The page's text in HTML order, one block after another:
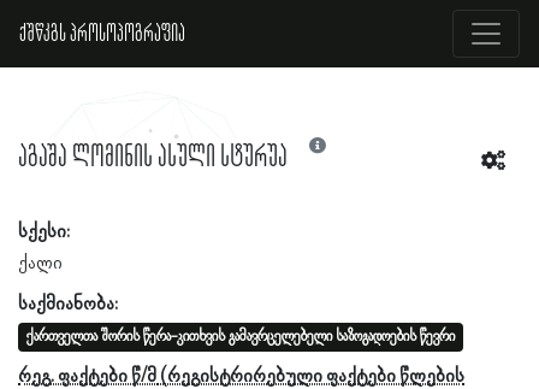
ქშწკგს პროსოპოგრაფია
აგაშა ლომინის ასული სტურუა
სქესი:
ქალი
საქმიანობა:
ქართველთა შორის წერა-კითხვის გამავრცელებელი საზოგადოების წევრი
რეგ. ფაქტები წ/მ